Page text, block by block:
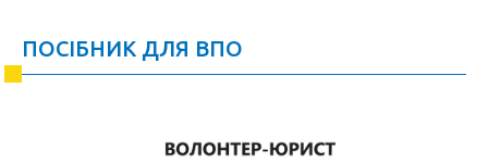
ПОСІБНИК ДЛЯ ВПО